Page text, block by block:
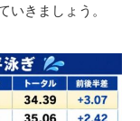
きましょう。